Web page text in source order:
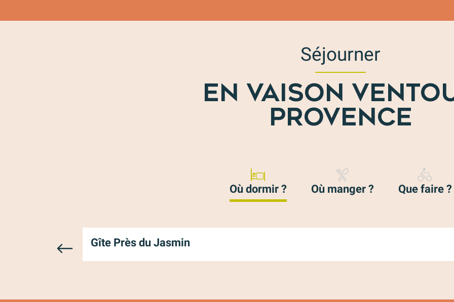
Séjourner
EN VAISON
PROVENCE
Où dormir ? Où manger ? Que faire ?
Gîte Près du Jasmin